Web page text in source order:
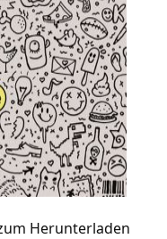
Herunterladen